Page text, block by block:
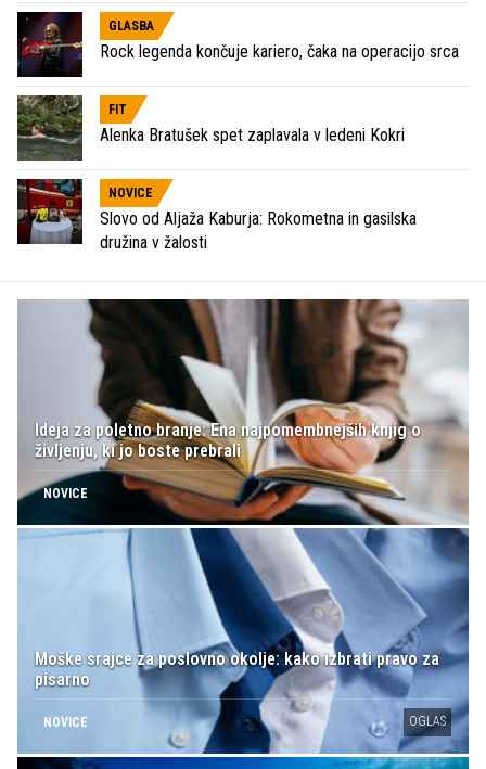
GLASBA
Rock legenda končuje kariero, čaka na operacijo srca
FIT
Alenka Bratušek spet zaplavala v ledeni Kokri
NOVICE
Slovo od Aljaža Kaburja: Rokometna in gasilska
družina v žalosti
Ideja za poletno branje: Ena najpomembnejših knjig o
življenju, ki jo boste prebrali
NOVICE
Moške srajce za poslovno okolje: kako izbrati pravo za
pisarno
NOVICE OGLAS